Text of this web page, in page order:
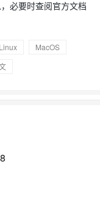
必要时查阅官方文档
Linux
MacOS